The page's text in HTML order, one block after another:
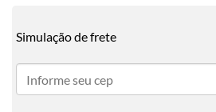
Simulação de frete